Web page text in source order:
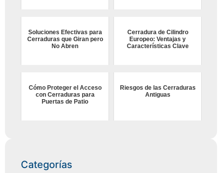
Soluciones Efectivas para
Cerraduras que Giran pero
No Abren
Cerradura de Cilindro
Europeo: Ventajas y
Características Clave
Cómo Proteger el Acceso
con Cerraduras para
Puertas de Patio
Riesgos de las Cerraduras
Antiguas
Categorías